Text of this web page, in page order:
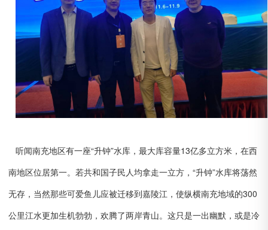
听闻南充地区有一座“升钟”水库，最大库容量13亿多立方米，在西
南地区位居第一。若共和国子民人均拿走一立方，“升钟”水库将荡然
无存，当然那些可爱鱼儿应被迁移到嘉陵江，使纵横南充地域的300
公里江水更加生机勃勃，欢腾了两岸青山。这只是一出幽默，或是冷